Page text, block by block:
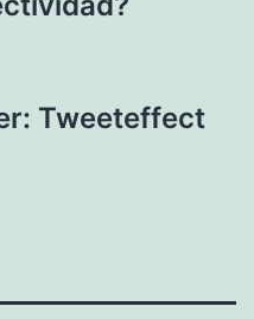
Tweeteffect